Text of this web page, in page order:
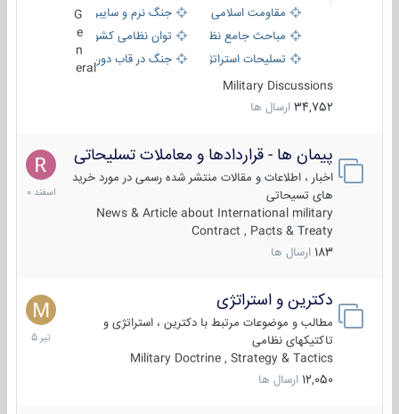
مقاومت اسلامی
جنگ نرم و سایبری
مباحث جامع نظامی
توان نظامی کشورها
تسلیحات استراتژیک
جنگ در قاب دوربین
eral
Military Discussions
34,752 ارسال ها
پیمان ها - قراردادها و معاملات تسلیحاتی
اخبار ، اطلاعات و مقالات منتشر شده رسمی در مورد خرید
های تسیحاتی
News & Article about International military
Contract , Pacts & Treaty
183 ارسال ها
7
اسفند
1400
دکترین و استراتژی
مطالب و موضوعات مرتبط با دکترین ، استراتژی و
تاکتیکهای نظامی
Military Doctrine , Strategy & Tactics
12,050 ارسال ها
27
تیر
1405